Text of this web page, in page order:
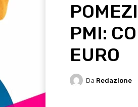
PMI:
EURO
Da Redazione